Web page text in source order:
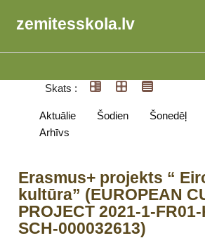
zemitesskola.lv
Skats :
Aktuālie Šodien Šonedēļ
Arhīvs
Erasmus+ projekts “
kultūra” (EUROPEAN
PROJECT 2021-1-
SCH-000032613)